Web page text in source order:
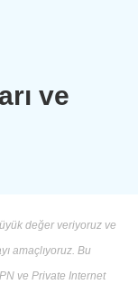
ve
değer veriyoruz ve
amaçlıyoruz. Bu
ve Private Internet